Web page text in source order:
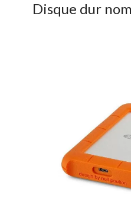
Disque dur